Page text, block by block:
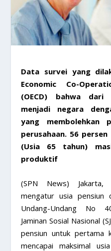
Data survei yang
Economic Co-
(OECD) bahwa dari
menjadi negara
yang membolehkan
perusahaan. 56
(Usia 65 tahun)
produktif
(SPN News)
mengatur usia pensiun
Undang-Undang No
Jaminan Sosial Nasional
pensiun untuk pertama
mencapai maksimal